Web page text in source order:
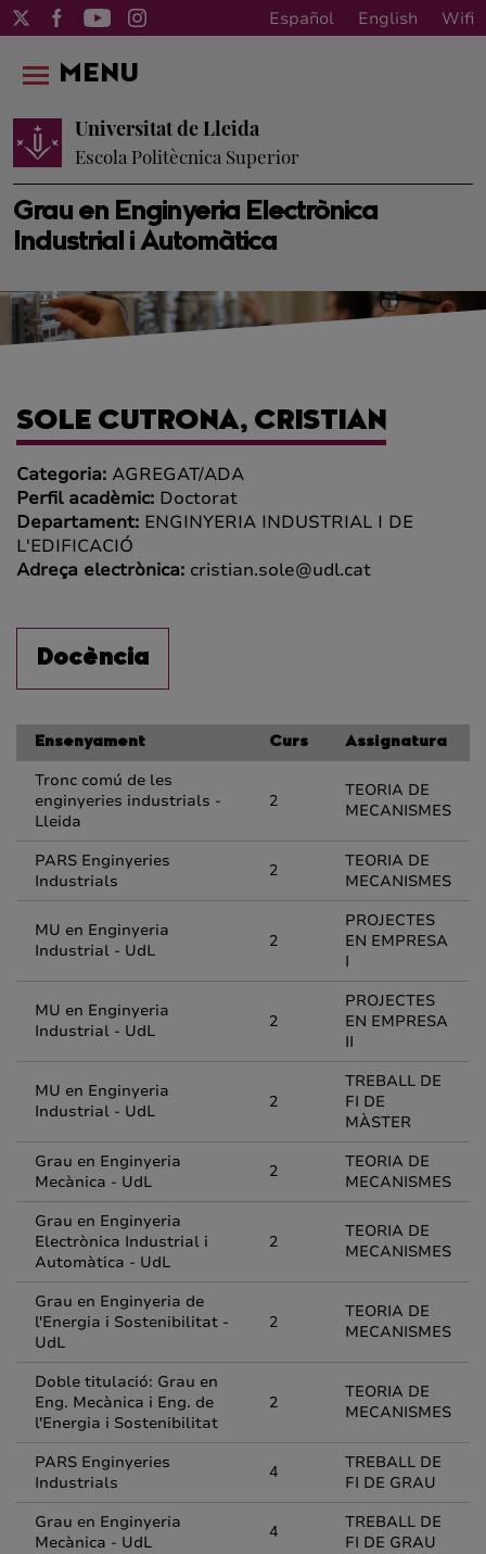
Español English Wifi
Grau en Enginyeria Electrònica
Industrial i Automàtica
Universitat de Lleida
Escola Politècnica Superior
MENU
SOLE CUTRONA, CRISTIAN
Categoria: AGREGAT/ADA
Perfil acadèmic: Doctorat
Departament: ENGINYERIA INDUSTRIAL I DE
L'EDIFICACIÓ
Adreça electrònica: cristian.sole@udl.cat
Docència
Ensenyament Curs Assignatura
Tronc comú de les
enginyeries industrials -
Lleida
2
TEORIA DE
MECANISMES
PARS Enginyeries
Industrials
2
TEORIA DE
MECANISMES
MU en Enginyeria
Industrial - UdL
2
PROJECTES
EN EMPRESA
I
MU en Enginyeria
Industrial - UdL
2
PROJECTES
EN EMPRESA
II
MU en Enginyeria
Industrial - UdL
2
TREBALL DE
FI DE
MÀSTER
Grau en Enginyeria
Mecànica - UdL
2
TEORIA DE
MECANISMES
Grau en Enginyeria
Electrònica Industrial i
Automàtica - UdL
2
TEORIA DE
MECANISMES
Grau en Enginyeria de
l'Energia i Sostenibilitat -
UdL
2
TEORIA DE
MECANISMES
Doble titulació: Grau en
Eng. Mecànica i Eng. de
l'Energia i Sostenibilitat
2
TEORIA DE
MECANISMES
PARS Enginyeries
Industrials
4
TREBALL DE
FI DE GRAU
Grau en Enginyeria
Mecànica - UdL
4
TREBALL DE
FI DE GRAU